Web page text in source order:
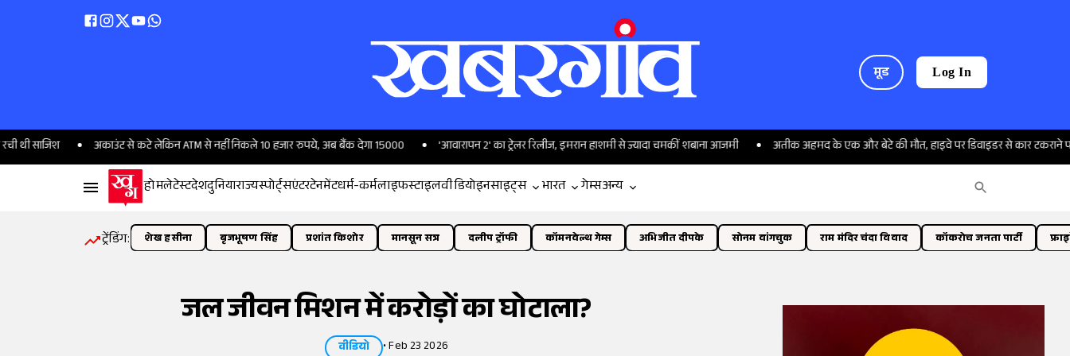
मूड Log In
अकाउंट से कटे लेकिन ATM से नहीं निकले 10 हजार रुपये, अब बैंक देगा 15000 'आवारापन 2' का ट्रेलर रिलीज, इमरान हाशमी से ज्यादा चमकीं शबाना आजमी अतीक अहमद के एक और बेटे की मौत, हाइवे पर डिवाइडर से कार टकराने पर गई जान
होमलेटेस्टदेशदुनियाराज्यस्पोर्ट्सएंटरटेनमेंटधर्म-कर्मलाइफस्टाइलवीडियोइनसाइट्स भारत गेम्सअन्य
ट्रेंडिंग: शेख हसीना बृजभूषण सिंह प्रशांत किशोर मानसून सत्र दलीप ट्रॉफी कॉमनवेल्थ गेम्स अभिजीत दीपके सोनम वांगचुक राम मंदिर चंदा विवाद कॉकरोच जनता पार्टी
जल जीवन मिशन में करोड़ों का घोटाला?
वीडियो •Feb 23 2026